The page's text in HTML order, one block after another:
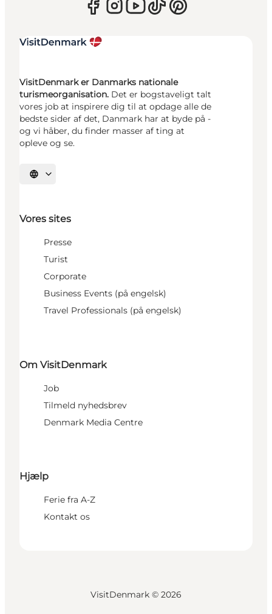
VisitDenmark er Danmarks nationale
turismeorganisation. Det er bogstaveligt talt
vores job at inspirere dig til at opdage alle de
bedste sider af det, Danmark har at byde på -
og vi håber, du finder masser af ting at
opleve og se.
Vælg sprog
Vores sites
Presse
Turist
Corporate
Business Events (på engelsk)
Travel Professionals (på engelsk)
Om VisitDenmark
Job
Tilmeld nyhedsbrev
Denmark Media Centre
Hjælp
Ferie fra A-Z
Kontakt os
VisitDenmark © 2026